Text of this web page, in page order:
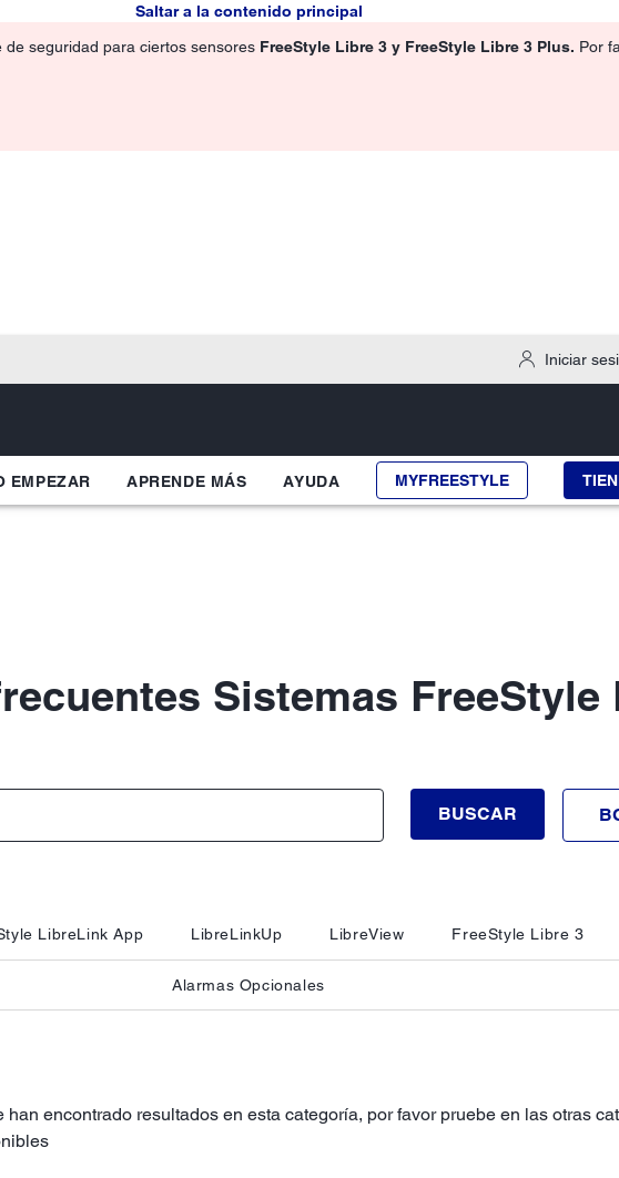
Saltar a la contenido principal
seguridad para ciertos sensores FreeStyle Libre 3 y FreeStyle Libre 3 Plus. Por
Iniciar
EMPEZAR APRENDE MÁS AYUDA MYFREESTYLE
Sistemas FreeStyle
BUSCAR
LibreLink App LibreLinkUp LibreView FreeStyle Libre 3
Alarmas Opcionales
han encontrado resultados en esta categoría, por favor pruebe en las otras